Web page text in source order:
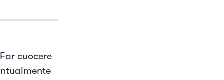
cuocere